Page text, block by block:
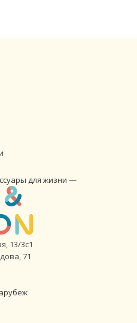
для жизни —
13/3с1
71